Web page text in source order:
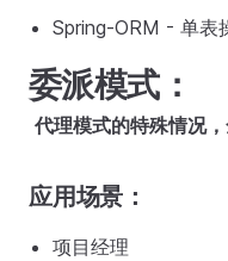
Spring-ORM - 单表
委派模式：
代理模式的特殊情况
应用场景：
项目经理